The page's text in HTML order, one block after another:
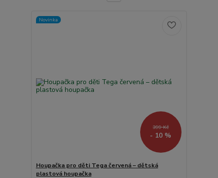
Novinka
399 Kč
- 10 %
Houpačka pro děti Tega červená – dětská
plastová houpačka